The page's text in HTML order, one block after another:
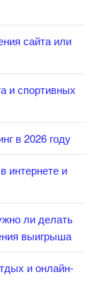
сайта или
и спортивных
в 2026 году
интернете и
ли делать
выигрыша
и онлайн-